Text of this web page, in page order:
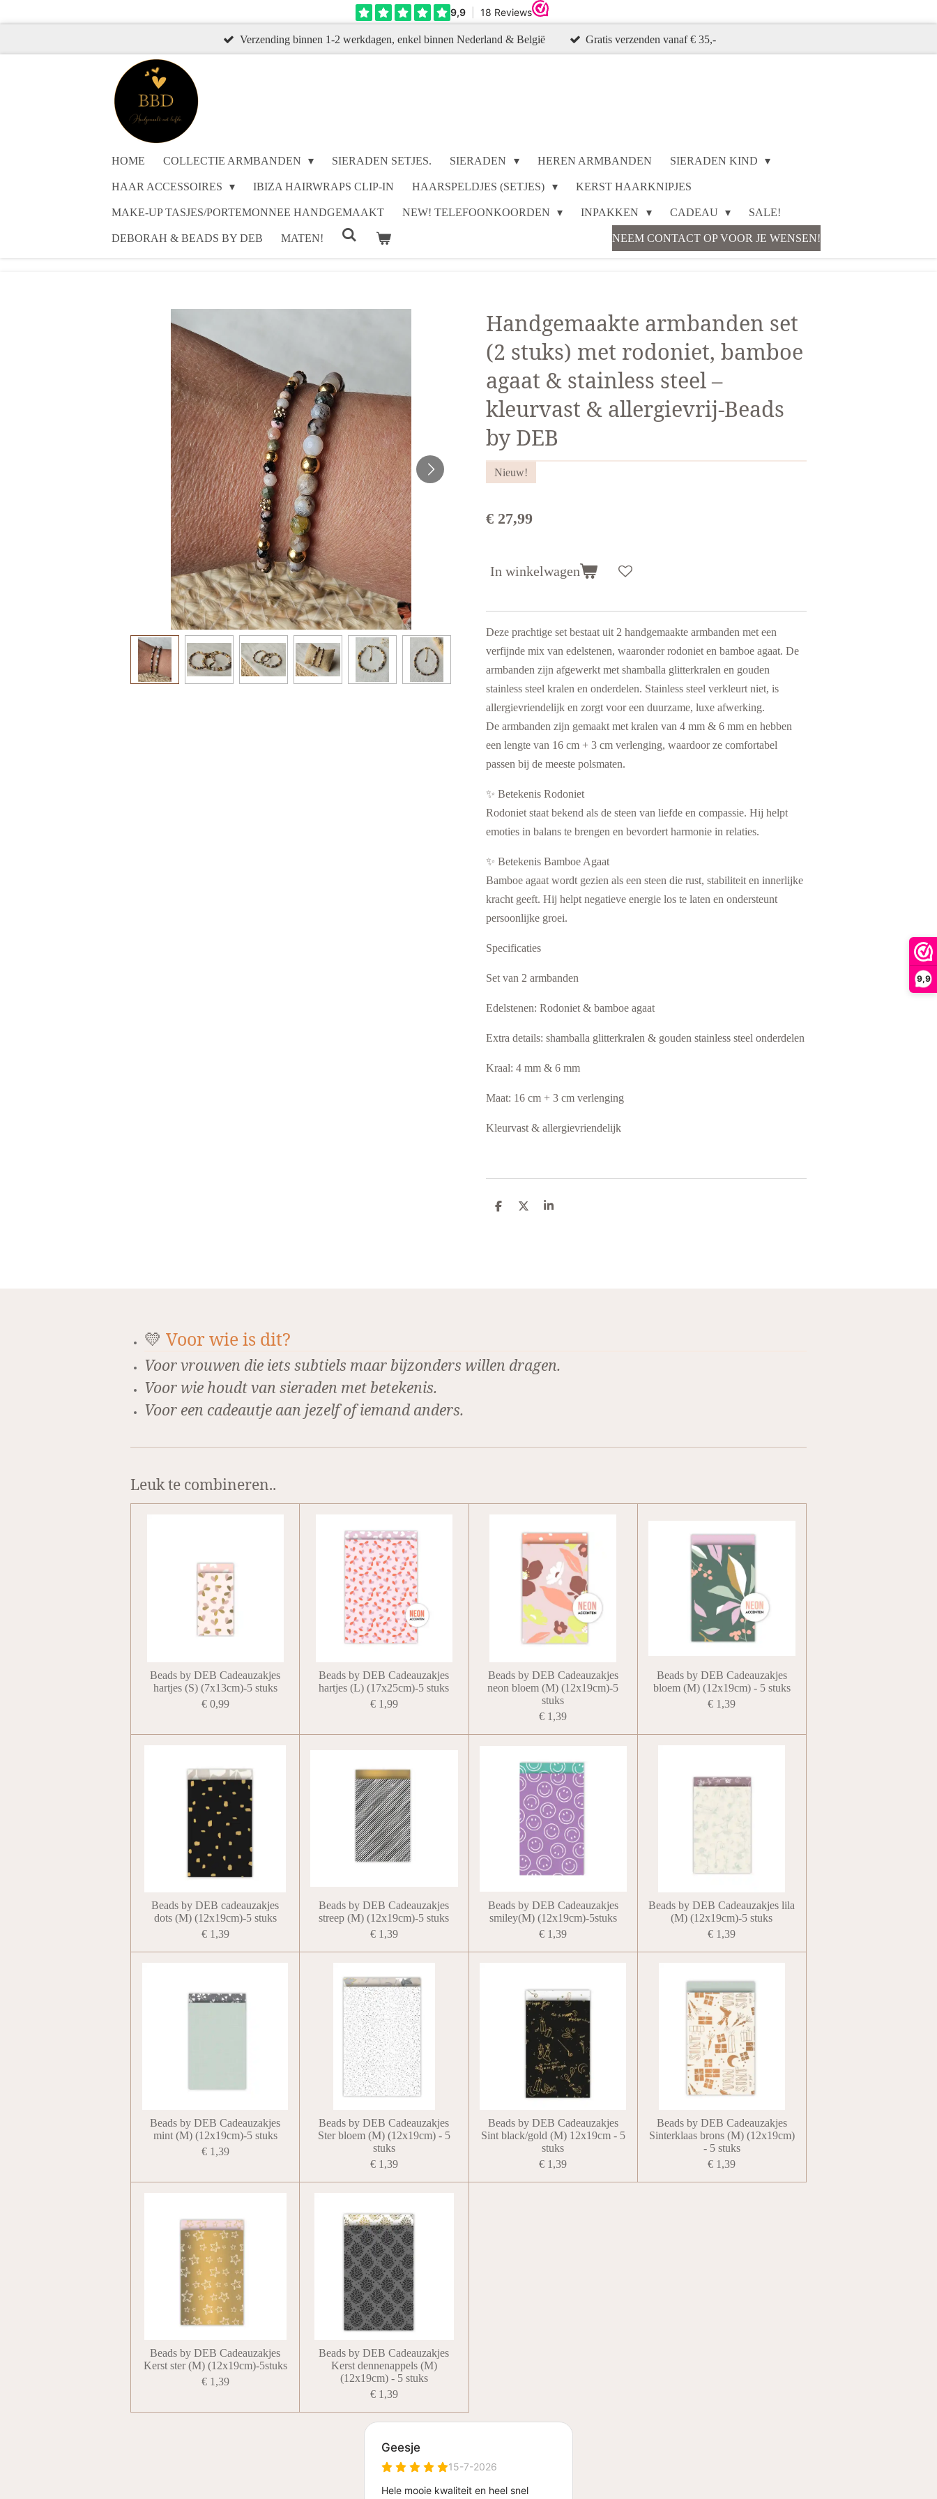
9,9
naar
Verzending binnen 1-2 werkdagen, enkel binnen Nederland & België Gratis verzenden vanaf € 35,-
HOME COLLECTIE ARMBANDEN SIERADEN SETJES. SIERADEN HEREN ARMBANDEN SIERADEN KIND
HAAR ACCESSOIRES IBIZA HAIRWRAPS CLIP-IN HAARSPELDJES (SETJES) KERST HAARKNIPJES
MAKE-UP TASJES/PORTEMONNEE HANDGEMAAKT NEW! TELEFOONKOORDEN INPAKKEN CADEAU SALE!
DEBORAH & BEADS BY DEB MATEN! NEEM CONTACT OP VOOR JE WENSEN!
Handgemaakte armbanden set
(2 stuks) met rodoniet, bamboe
agaat & stainless steel –
kleurvast & allergievrij-Beads
by DEB
Nieuw!
€ 27,99
In winkelwagen
Deze prachtige set bestaat uit 2 handgemaakte armbanden met een
verfijnde mix van edelstenen, waaronder rodoniet en bamboe agaat. De
armbanden zijn afgewerkt met shamballa glitterkralen en gouden
stainless steel kralen en onderdelen. Stainless steel verkleurt niet, is
allergievriendelijk en zorgt voor een duurzame, luxe afwerking.
De armbanden zijn gemaakt met kralen van 4 mm & 6 mm en hebben
een lengte van 16 cm + 3 cm verlenging, waardoor ze comfortabel
passen bij de meeste polsmaten.
✨ Betekenis Rodoniet
Rodoniet staat bekend als de steen van liefde en compassie. Hij helpt
emoties in balans te brengen en bevordert harmonie in relaties.
✨ Betekenis Bamboe Agaat
Bamboe agaat wordt gezien als een steen die rust, stabiliteit en innerlijke
kracht geeft. Hij helpt negatieve energie los te laten en ondersteunt
persoonlijke groei.
Specificaties
Set van 2 armbanden
Edelstenen: Rodoniet & bamboe agaat
Extra details: shamballa glitterkralen & gouden stainless steel onderdelen
Kraal: 4 mm & 6 mm
Maat: 16 cm + 3 cm verlenging
Kleurvast & allergievriendelijk
D
D
S
💛 Voor wie is dit?
Voor vrouwen die iets subtiels maar bijzonders willen dragen.
Voor wie houdt van sieraden met betekenis.
Voor een cadeautje aan jezelf of iemand anders.
Leuk te combineren..
Beads by DEB Cadeauzakjes
hartjes (S) (7x13cm)-5 stuks
€ 0,99
Beads by DEB Cadeauzakjes
hartjes (L) (17x25cm)-5 stuks
€ 1,99
Beads by DEB Cadeauzakjes
neon bloem (M) (12x19cm)-5
stuks
€ 1,39
Beads by DEB Cadeauzakjes
bloem (M) (12x19cm) - 5 stuks
€ 1,39
Beads by DEB cadeauzakjes
dots (M) (12x19cm)-5 stuks
€ 1,39
Beads by DEB Cadeauzakjes
streep (M) (12x19cm)-5 stuks
€ 1,39
Beads by DEB Cadeauzakjes
smiley(M) (12x19cm)-5stuks
€ 1,39
Beads by DEB Cadeauzakjes lila
(M) (12x19cm)-5 stuks
€ 1,39
Beads by DEB Cadeauzakjes
mint (M) (12x19cm)-5 stuks
€ 1,39
Beads by DEB Cadeauzakjes
Ster bloem (M) (12x19cm) - 5
stuks
€ 1,39
Beads by DEB Cadeauzakjes
Sint black/gold (M) 12x19cm - 5
stuks
€ 1,39
Beads by DEB Cadeauzakjes
Sinterklaas brons (M) (12x19cm)
- 5 stuks
€ 1,39
Beads by DEB Cadeauzakjes
Kerst ster (M) (12x19cm)-5stuks
€ 1,39
Beads by DEB Cadeauzakjes
Kerst dennenappels (M)
(12x19cm) - 5 stuks
€ 1,39